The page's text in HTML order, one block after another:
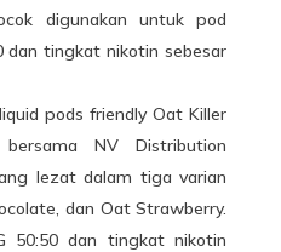
digunakan untuk pod
dan tingkat nikotin sebesar
pods friendly Oat Killer
NV Distribution
lezat dalam tiga varian
dan Oat Strawberry.
50:50 dan tingkat nikotin